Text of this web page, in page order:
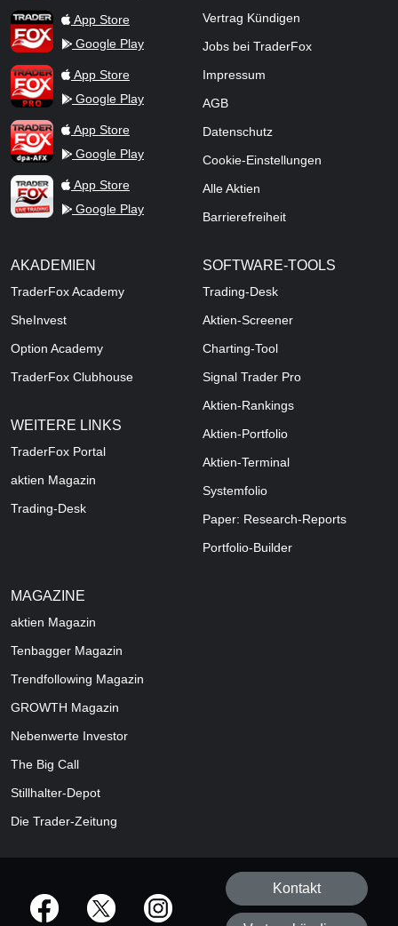
TraderFox AppApp Store
Google Play
TraderFox ProApp Store
Google Play
TraderFox dpa-AFX ProFeed
App Store
Google Play
TraderFox Live Trading
App Store
Google Play
Vertrag Kündigen
Jobs bei TraderFox
Impressum
AGB
Datenschutz
Cookie-Einstellungen
Alle Aktien
Barrierefreiheit
AKADEMIEN
TraderFox Academy
SheInvest
Option Academy
TraderFox Clubhouse
WEITERE LINKS
TraderFox Portal
aktien Magazin
Trading-Desk
SOFTWARE-TOOLS
Trading-Desk
Aktien-Screener
Charting-Tool
Signal Trader Pro
Aktien-Rankings
Aktien-Portfolio
Aktien-Terminal
Systemfolio
Paper: Research-Reports
Portfolio-Builder
MAGAZINE
aktien Magazin
Tenbagger Magazin
Trendfollowing Magazin
GROWTH Magazin
Nebenwerte Investor
The Big Call
Stillhalter-Depot
Die Trader-Zeitung
offizielle Social Media-Accounts
Kontakt